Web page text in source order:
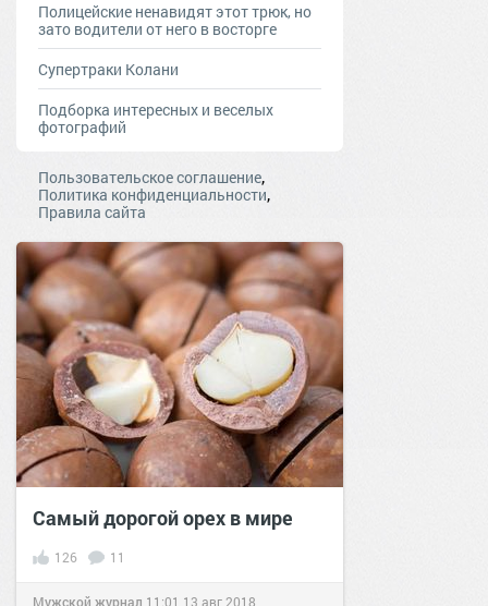
Полицейские ненавидят этот трюк, но
зато водители от него в восторге
Супертраки Колани
Подборка интересных и веселых
фотографий
Пользовательское соглашение,
Политика конфиденциальности,
Правила сайта
Самый дорогой орех в мире
126 11
Мужской журнал 11:01 13 авг 2018